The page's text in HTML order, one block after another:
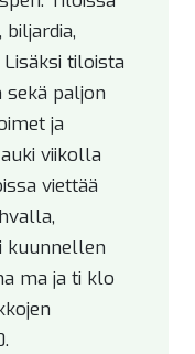
tiloista
paljon
ja
viikolla
viettää
kuunnellen
ma ja ti klo